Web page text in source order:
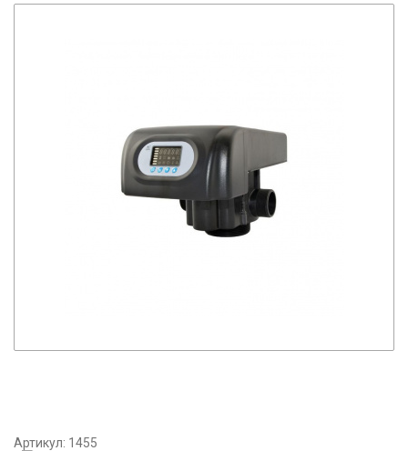
Артикул: 1455